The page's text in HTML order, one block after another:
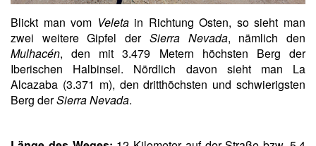
Blickt man vom Veletain Richtung Osten, so sieht man
zwei weitere Gipfel der Sierra Nevada, nämlich den
Mulhacén, den mit 3.479 Metern höchsten Berg der
Iberischen Halbinsel. Nördlich davon sieht man La
Alcazaba (3.371 m), den dritthöchsten und schwierigsten
Berg derSierra Nevada.